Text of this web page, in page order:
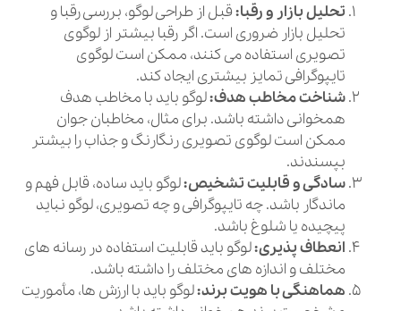
تحلیل بازار و رقبا:قبل از طراحی لوگو، بررسی رقبا و
تحلیل بازار ضروری است. اگر رقبا بیشتر از لوگوی
تصویری استفاده می کنند، ممکن است لوگوی
تایپوگرافی تمایز بیشتری ایجاد کند.
شناخت مخاطب هدف:لوگو باید با مخاطب هدف
همخوانی داشته باشد. برای مثال، مخاطبان جوان
ممکن است لوگوی تصویری رنگارنگ و جذاب را بیشتر
بپسندند.
سادگی و قابلیت تشخیص:لوگو باید ساده، قابل فهم و
ماندگار باشد. چه تایپوگرافی و چه تصویری، لوگو نباید
پیچیده یا شلوغ باشد.
انعطاف پذیری:لوگو باید قابلیت استفاده در رسانه های
مختلف و اندازه های مختلف را داشته باشد.
هماهنگی با هویت برند:لوگو باید با ارزش ها، مأموریت